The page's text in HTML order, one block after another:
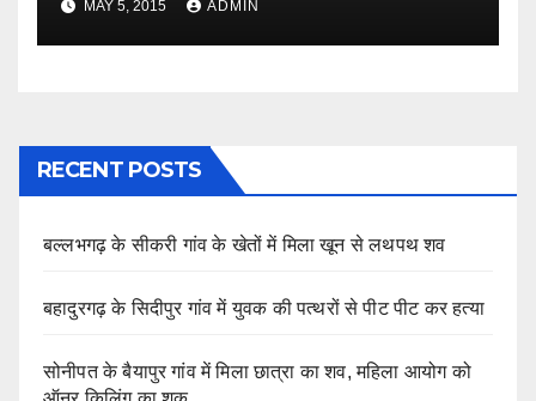
MAY 5, 2015 ADMIN
RECENT POSTS
बल्लभगढ़ के सीकरी गांव के खेतों में मिला खून से लथपथ शव
बहादुरगढ़ के सिदीपुर गांव में युवक की पत्थरों से पीट पीट कर हत्या
सोनीपत के बैयापुर गांव में मिला छात्रा का शव, महिला आयोग को